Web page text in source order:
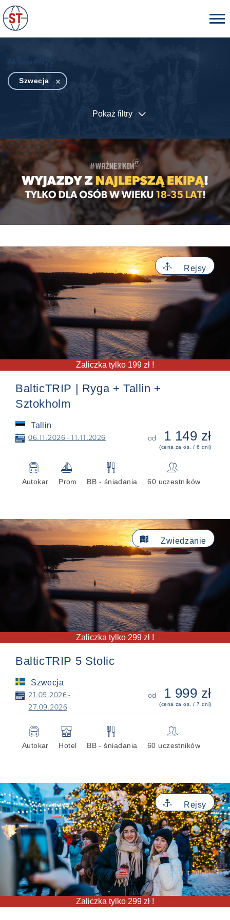
Aktywne filtry:
Szwecja
Pokaż filtry
Zaliczka tylko 199 zł !
Rejsy
⚓
BalticTRIP | Ryga + Tallin +
Sztokholm
Tallin
📅 06.11.2026 - 11.11.2026 od 1 149 zł
(cena za os. / 6 dni)
🚍
Autokar
⛵
Prom
🍴
BB - śniadania
👥
60 uczestników
Zaliczka tylko 299 zł !
Zwiedzanie

BalticTRIP 5 Stolic
Szwecja
📅 21.09.2026 -
27.09.2026
od 1 999 zł
(cena za os. / 7 dni)
🚍
Autokar
🏨
Hotel
🍴
BB - śniadania
👥
60 uczestników
Zaliczka tylko 299 zł !
Rejsy
⚓